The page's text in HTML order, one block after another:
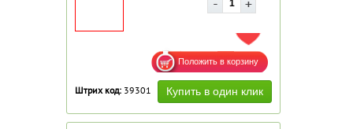
ДОБАВИТЬ В ИЗБРАННОЕ
Штрих код: 39301